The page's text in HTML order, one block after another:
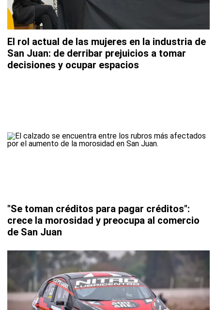
El rol actual de las mujeres en la industria de
San Juan: de derribar prejuicios a tomar
decisiones y ocupar espacios
"Se toman créditos para pagar créditos":
crece la morosidad y preocupa al comercio
de San Juan